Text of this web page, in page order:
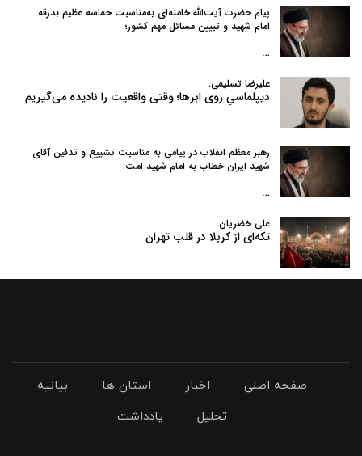
پیام حضرت آیت‌الله خامنه‌ای به‌مناسبت حماسه عظیم بدرقه
امام شهید و تبیین مسائل مهم کشور؛
…
علیرضا تسلیمی:
دیپلماسیِ روی ابرها؛ وقتی واقعیت را نادیده می‌گیریم
رهبر معظم انقلاب در پیامی به‌ مناسبت تشییع و تدفین آقای
شهید ایران خطاب به امام شهید امت:
…
علی خضریان:
تکه‌ای از کربلا در قلب تهران
صفحه اصلی اخبار استان ها
بیانیه
تحلیل
یادداشت